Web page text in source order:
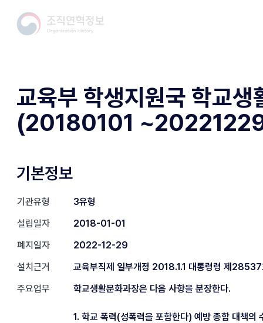
교육부 학생지원국 학교생
(20180101
기본정보
기관유형
3유형
설립일자
2018-01-01
폐지일자
2022-12-29
설치근거
교육부직제 일부개정 2018.1.1 대통령령 제
주요업무
학교생활문화과장은 다음 사항을 분장한다.
1. 학교 폭력(성폭력을 포함한다) 예방 종합 대책의